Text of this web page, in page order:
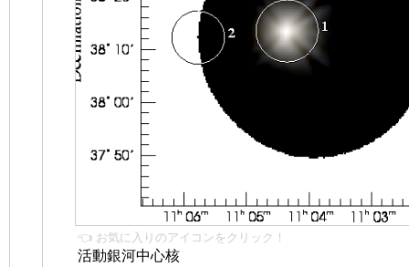
👈 お気に入りのアイコンをクリック！
活動銀河中心核